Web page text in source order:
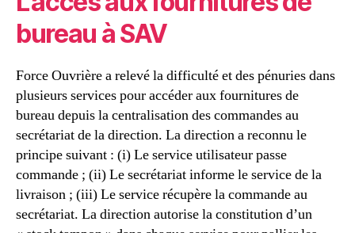
bureau à SAV
Force Ouvrière a relevé la difficulté et des pénuries dans
plusieurs services pour accéder aux fournitures de
bureau depuis la centralisation des commandes au
secrétariat de la direction. La direction a reconnu le
principe suivant : (i) Le service utilisateur passe
commande ; (ii) Le secrétariat informe le service de la
livraison ; (iii) Le service récupère la commande au
secrétariat. La direction autorise la constitution d’un